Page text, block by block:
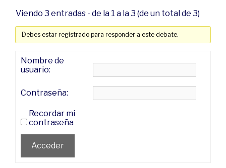
Viendo 3 entradas - de la 1 a la 3 (de un total de 3)
Debes estar registrado para responder a este debate.
Nombre de
usuario:
Contraseña:
Recordar mi
contraseña
Acceder